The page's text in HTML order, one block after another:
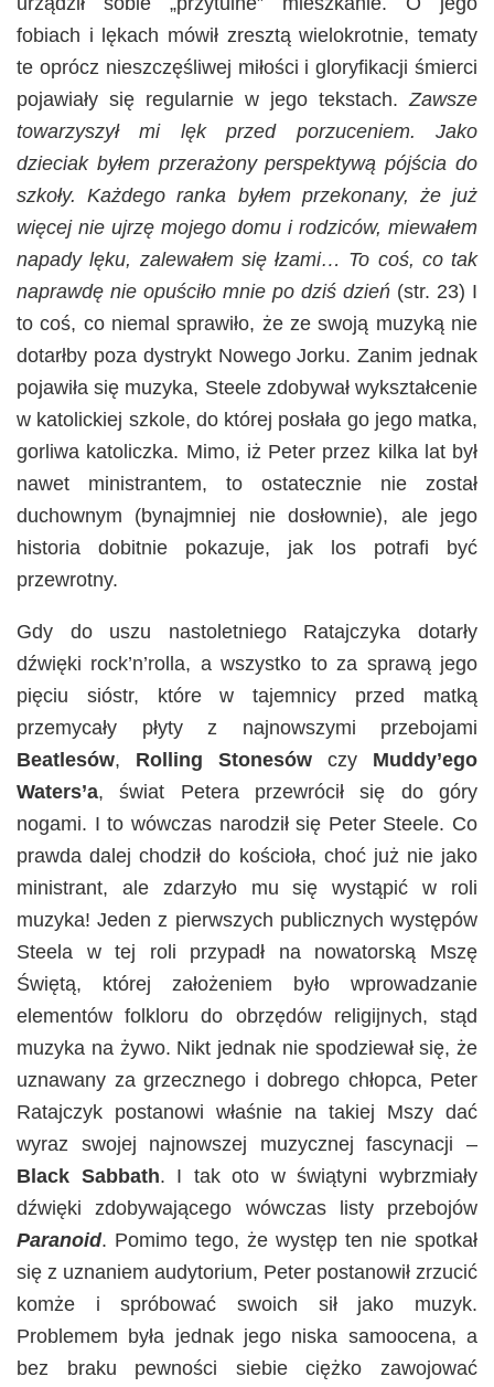
fobiach i lękach mówił zresztą wielokrotnie, tematy
te oprócz nieszczęśliwej miłości i gloryfikacji śmierci
pojawiały się regularnie w jego tekstach. Zawsze
towarzyszył mi lęk przed porzuceniem. Jako
dzieciak byłem przerażony perspektywą pójścia do
szkoły. Każdego ranka byłem przekonany, że już
więcej nie ujrzę mojego domu i rodziców, miewałem
napady lęku, zalewałem się łzami… To coś, co tak
naprawdę nie opuściło mnie po dziś dzień (str. 23) I
to coś, co niemal sprawiło, że ze swoją muzyką nie
dotarłby poza dystrykt Nowego Jorku. Zanim jednak
pojawiła się muzyka, Steele zdobywał wykształcenie
w katolickiej szkole, do której posłała go jego matka,
gorliwa katoliczka. Mimo, iż Peter przez kilka lat był
nawet ministrantem, to ostatecznie nie został
duchownym (bynajmniej nie dosłownie), ale jego
historia dobitnie pokazuje, jak los potrafi być
przewrotny.
Gdy do uszu nastoletniego Ratajczyka dotarły
dźwięki rock’n’rolla, a wszystko to za sprawą jego
pięciu sióstr, które w tajemnicy przed matką
przemycały płyty z najnowszymi przebojami
Beatlesów, Rolling Stonesów czy Muddy’ego
Waters’a, świat Petera przewrócił się do góry
nogami. I to wówczas narodził się Peter Steele. Co
prawda dalej chodził do kościoła, choć już nie jako
ministrant, ale zdarzyło mu się wystąpić w roli
muzyka! Jeden z pierwszych publicznych występów
Steela w tej roli przypadł na nowatorską Mszę
Świętą, której założeniem było wprowadzanie
elementów folkloru do obrzędów religijnych, stąd
muzyka na żywo. Nikt jednak nie spodziewał się, że
uznawany za grzecznego i dobrego chłopca, Peter
Ratajczyk postanowi właśnie na takiej Mszy dać
wyraz swojej najnowszej muzycznej fascynacji –
Black Sabbath. I tak oto w świątyni wybrzmiały
dźwięki zdobywającego wówczas listy przebojów
Paranoid. Pomimo tego, że występ ten nie spotkał
się z uznaniem audytorium, Peter postanowił zrzucić
komże i spróbować swoich sił jako muzyk.
Problemem była jednak jego niska samoocena, a
bez braku pewności siebie ciężko zawojować